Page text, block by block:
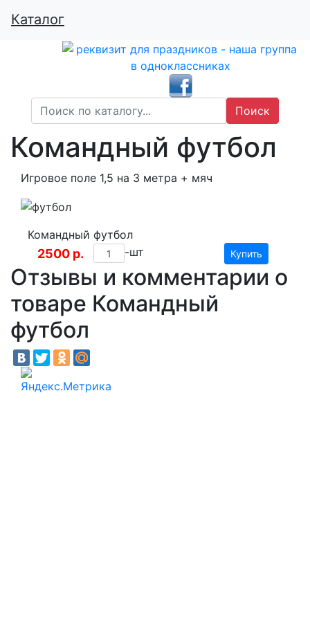
Каталог
Поиск
Командный футбол
Игровое поле 1,5 на 3 метра + мяч
Командный футбол
2500р. -шт Купить
Отзывы и комментарии о
товаре Командный
футбол